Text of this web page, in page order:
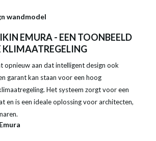
wandmodel
EMURA - EEN TOONBEELD
KLIMAATREGELING
opnieuw aan dat intelligent design ook
garant kan staan voor een hoog
Het systeem zorgt voor een
en is een ideale oplossing voor architecten,